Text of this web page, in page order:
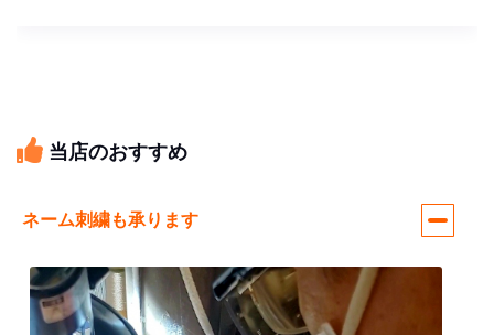
当店のおすすめ
ネーム刺繍も承ります